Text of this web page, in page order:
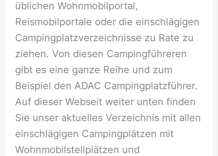
üblichen Wohnmobilportal,
Reismobilportale oder die einschlägigen
Campingplatzverzeichnisse zu Rate zu
ziehen. Von diesen Campingführeren
gibt es eine ganze Reihe und zum
Beispiel den ADAC Campingplatzführer.
Auf dieser Webseit weiter unten finden
Sie unser aktuelles Verzeichnis mit allen
einschlägigen Campingplätzen mit
Wohnmobilstellplätzen und